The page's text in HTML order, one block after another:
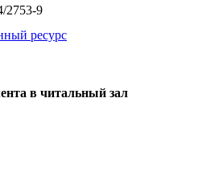
2753-9
ресурс
в читальный зал